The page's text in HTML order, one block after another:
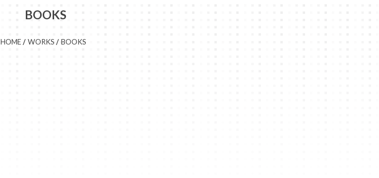
BOOKS
HOME WORKS BOOKS